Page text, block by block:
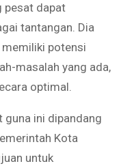
pesat dapat
tantangan. Dia
potensi
masalah yang ada,
optimal.
ini dipandang
Kota
untuk